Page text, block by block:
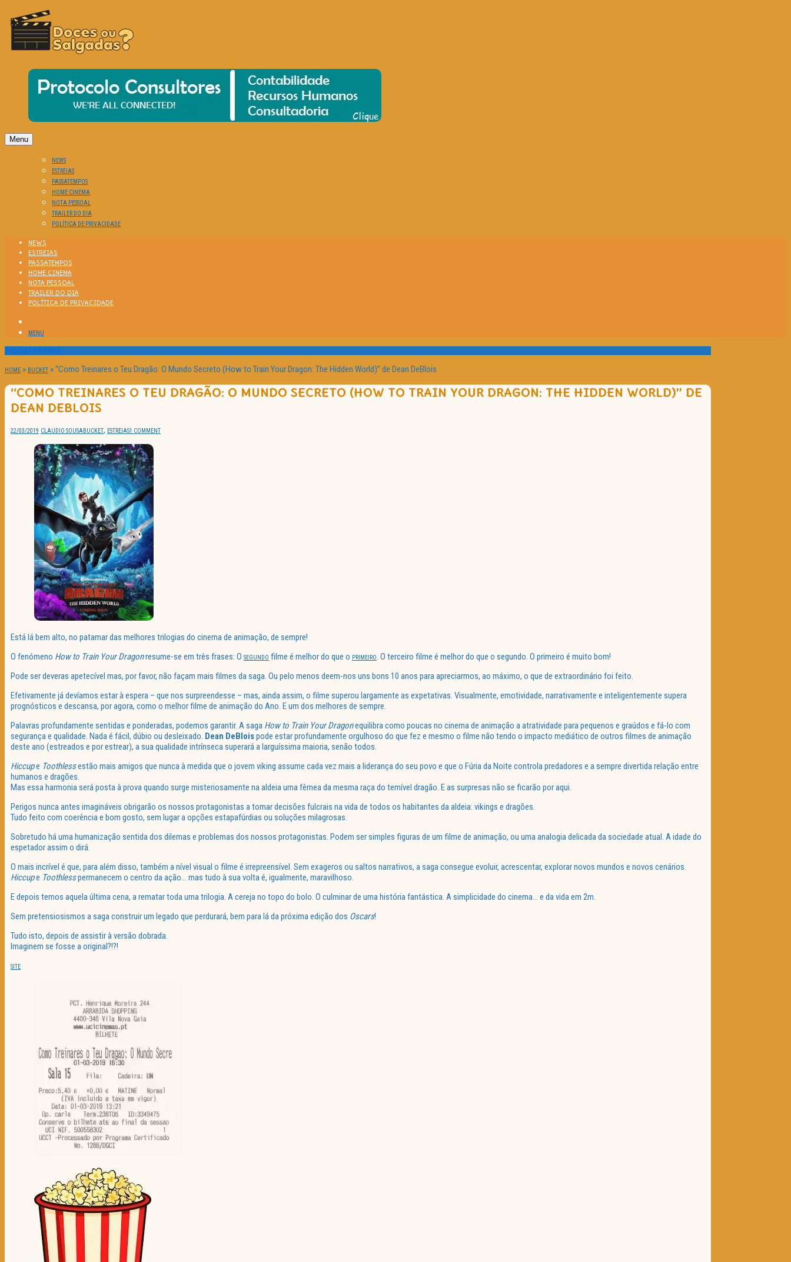
DOCES OU SALGADAS?
O Cinema? Uma Paixão!!
Menu
NEWS
ESTREIAS
PASSATEMPOS
HOME CINEMA
NOTA PESSOAL
TRAILER DO DIA
POLÍTICA DE PRIVACIDADE
NEWS
ESTREIAS
PASSATEMPOS
HOME CINEMA
NOTA PESSOAL
TRAILER DO DIA
POLÍTICA DE PRIVACIDADE
MENU
Passatempos
HOME » BUCKET »“Como Treinares o Teu Dragão: O Mundo Secreto (How to Train Your Dragon: The Hidden World)” de Dean DeBlois
“COMO TREINARES O TEU DRAGÃO: O MUNDO SECRETO (HOW TO TRAIN YOUR DRAGON: THE HIDDEN WORLD)” DE
DEAN DEBLOIS
22/03/2019 CLAUDIO SOUSABUCKET, ESTREIAS1 COMMENT
Está lá bem alto, no patamar das melhores trilogias do cinema de animação, de sempre!
O fenómeno How to Train Your Dragonresume-se em três frases: O SEGUNDO filme é melhor do que o PRIMEIRO. O terceiro filme é melhor do que o segundo. O primeiro é muito bom!
Pode ser deveras apetecível mas, por favor, não façam mais filmes da saga. Ou pelo menos deem-nos uns bons 10 anos para apreciarmos, ao máximo, o que de extraordinário foi feito.
Efetivamente já devíamos estar à espera – que nos surpreendesse – mas, ainda assim, o filme superou largamente as expetativas. Visualmente, emotividade, narrativamente e inteligentemente supera
prognósticos e descansa, por agora, como o melhor filme de animação do Ano. E um dos melhores de sempre.
Palavras profundamente sentidas e ponderadas, podemos garantir. A saga How to Train Your Dragonequilibra como poucas no cinema de animação a atratividade para pequenos e graúdos e fá-lo com
segurança e qualidade. Nada é fácil, dúbio ou desleixado. Dean DeBloispode estar profundamente orgulhoso do que fez e mesmo o filme não tendo o impacto mediático de outros filmes de animação
deste ano (estreados e por estrear), a sua qualidade intrínseca superará a larguíssima maioria, senão todos.
Hiccupe Toothlessestão mais amigos que nunca à medida que o jovem viking assume cada vez mais a liderança do seu povo e que o Fúria da Noite controla predadores e a sempre divertida relação entre
humanos e dragões.
Mas essa harmonia será posta à prova quando surge misteriosamente na aldeia uma fêmea da mesma raça do temível dragão. E as surpresas não se ficarão por aqui.
Perigos nunca antes imagináveis obrigarão os nossos protagonistas a tomar decisões fulcrais na vida de todos os habitantes da aldeia: vikings e dragões.
Tudo feito com coerência e bom gosto, sem lugar a opções estapafúrdias ou soluções milagrosas.
Sobretudo há uma humanização sentida dos dilemas e problemas dos nossos protagonistas. Podem ser simples figuras de um filme de animação, ou uma analogia delicada da sociedade atual. A idade do
espetador assim o dirá.
O mais incrível é que, para além disso, também a nível visual o filme é irrepreensível. Sem exageros ou saltos narrativos, a saga consegue evoluir, acrescentar, explorar novos mundos e novos cenários.
Hiccupe Toothlesspermanecem o centro da ação… mas tudo à sua volta é, igualmente, maravilhoso.
E depois temos aquela última cena, a rematar toda uma trilogia. A cereja no topo do bolo. O culminar de uma história fantástica. A simplicidade do cinema… e da vida em 2m.
Sem pretensiosismos a saga construir um legado que perdurará, bem para lá da próxima edição dos Oscars!
Tudo isto, depois de assistir à versão dobrada.
Imaginem se fosse a original?!?!
SITE